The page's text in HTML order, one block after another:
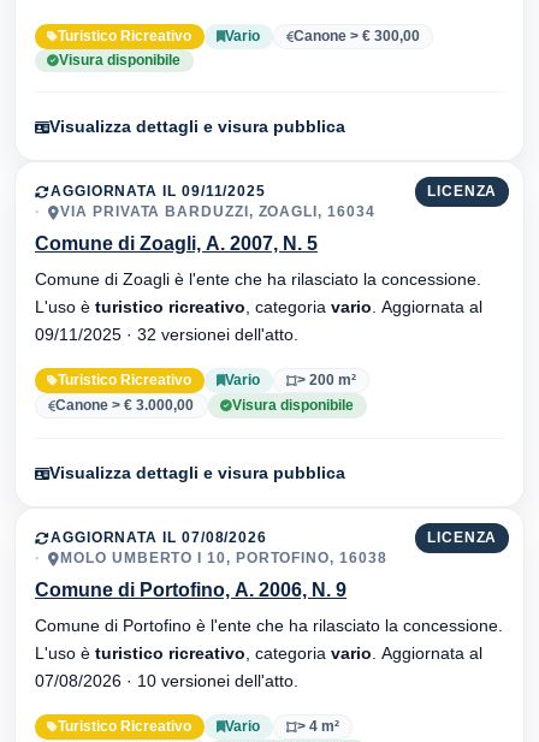
Turistico Ricreativo Vario
Canone > € 300,00
Visura disponibile
Visualizza dettagli e visura pubblica
LICENZA
AGGIORNATA IL 09/11/2025
VIA PRIVATA BARDUZZI, ZOAGLI, 16034
Comune di Zoagli, A. 2007, N. 5
Comune di Zoagli è l'ente che ha rilasciato la concessione.
L'uso è turistico ricreativo , categoria vario
09/11/2025 · 32 versionei dell'atto.
Turistico Ricreativo Vario
> 200 m²
Canone > € 3.000,00
Visura disponibile
Visualizza dettagli e visura pubblica
LICENZA
AGGIORNATA IL 07/08/2026
MOLO UMBERTO I 10, PORTOFINO, 16038
Comune di Portofino, A. 2006, N. 9
Comune di Portofino è l'ente che ha rilasciato la concessione.
L'uso è turistico ricreativo , categoria vario
07/08/2026 · 10 versionei dell'atto.
Turistico Ricreativo Vario
> 4 m²